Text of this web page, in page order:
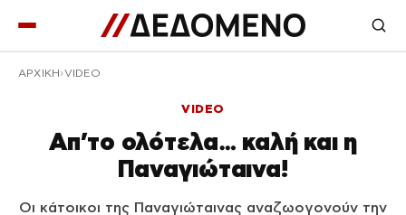
ΑΡΧΙΚΉ VIDEO
VIDEO
Απ’το ολότελα… καλή και η
Παναγιώταινα!
Οι κάτοικοι της Παναγιώταινας αναζωογονούν την